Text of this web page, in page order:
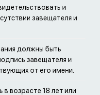
и
завещателя и
должны быть
завещателя и
от его имени.
возрасте 18 лет или